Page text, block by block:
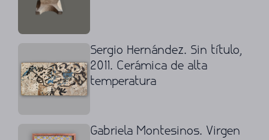
Sergio Hernández. Sin título,
2011. Cerámica de alta
temperatura
Gabriela Montesinos. Virgen